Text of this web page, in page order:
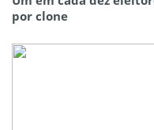
por clone